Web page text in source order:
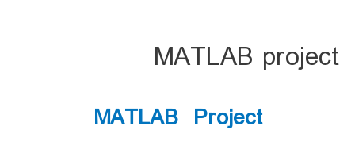
MATLAB project
MATLAB Project